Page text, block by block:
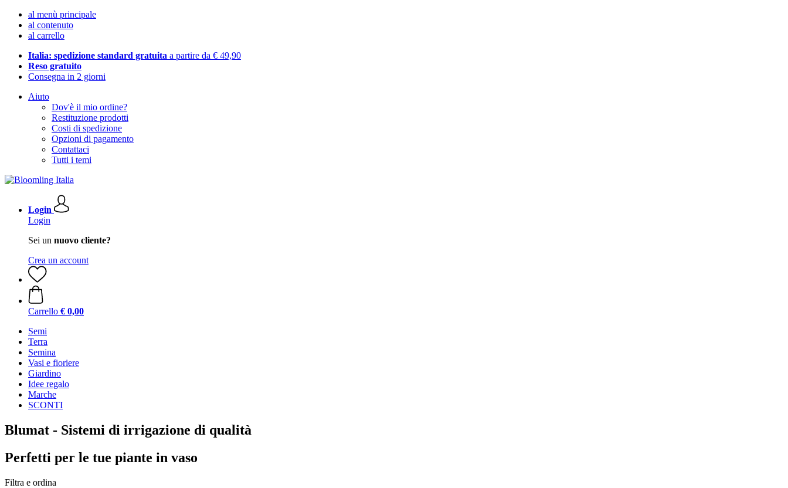
al menù principale
al contenuto
al carrello
Italia: spedizione standard gratuita a partire da € 49,90
Reso gratuito
Consegna in 2 giorni
Aiuto
Dov'è il mio ordine?
Restituzione prodotti
Costi di spedizione
Opzioni di pagamento
Contattaci
Tutti i temi
Login
Login
Sei un nuovo cliente?
Crea un account
Carrello € 0,00
Semi
Terra
Semina
Vasi e fioriere
Giardino
Idee regalo
Marche
SCONTI
Blumat - Sistemi di irrigazione di qualità
Perfetti per le tue piante in vaso
Filtra e ordina